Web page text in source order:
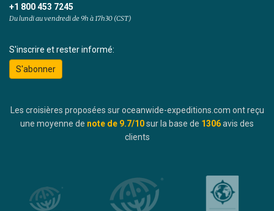
+1 800 453 7245
Du lundi au vendredi de 9h à 17h30 (CST)
S'inscrire et rester informé:
S'abonner
Les croisières proposées sur oceanwide-expeditions.com ont reçu
une moyenne de note de 9.7/10sur la base de 1306avis des
clients